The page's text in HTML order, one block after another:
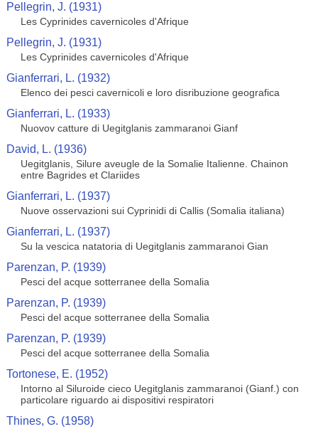
Pellegrin, J. (1931)
Les Cyprinides cavernicoles d'Afrique
Pellegrin, J. (1931)
Les Cyprinides cavernicoles d'Afrique
Gianferrari, L. (1932)
Elenco dei pesci cavernicoli e loro disribuzione geografica
Gianferrari, L. (1933)
Nuovov catture di Uegitglanis zammaranoi Gianf
David, L. (1936)
Uegitglanis, Silure aveugle de la Somalie Italienne. Chainon
entre Bagrides et Clariides
Gianferrari, L. (1937)
Nuove osservazioni sui Cyprinidi di Callis (Somalia italiana)
Gianferrari, L. (1937)
Su la vescica natatoria di Uegitglanis zammaranoi Gian
Parenzan, P. (1939)
Pesci del acque sotterranee della Somalia
Parenzan, P. (1939)
Pesci del acque sotterranee della Somalia
Parenzan, P. (1939)
Pesci del acque sotterranee della Somalia
Tortonese, E. (1952)
Intorno al Siluroide cieco Uegitglanis zammaranoi (Gianf.) con
particolare riguardo ai dispositivi respiratori
Thines, G. (1958)